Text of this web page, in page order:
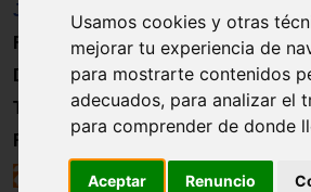
Usamos cookies y otras
mejorar tu experiencia de
para mostrarte contenidos
adecuados, para analizar el
para comprender de donde
Aceptar Renuncio
Juguetes
Formación
Directorio
Trabajo
Registro